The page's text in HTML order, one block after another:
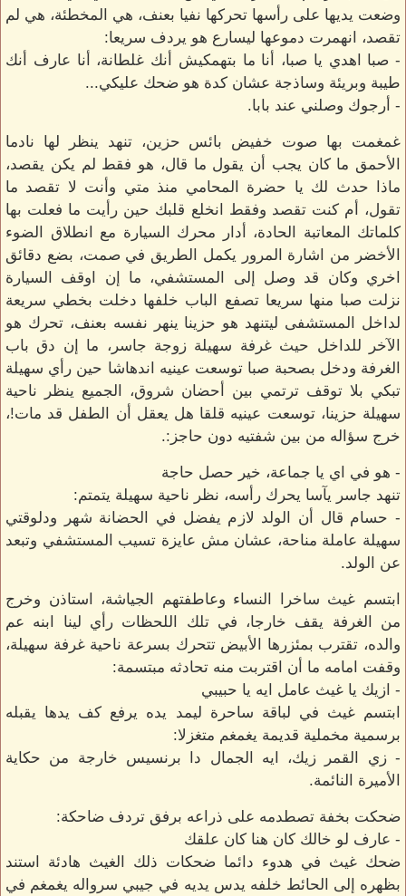
وضعت يديها على رأسها تحركها نفيا بعنف، هي المخطئة، هي لم
تقصد، انهمرت دموعها ليسارع هو يردف سريعا:
- صبا اهدي يا صبا، أنا ما بتهمكيش أنك غلطانة، أنا عارف أنك
طيبة وبريئة وساذجة عشان كدة هو ضحك عليكي...
- أرجوك وصلني عند بابا.
غمغمت بها صوت خفيض بائس حزين، تنهد ينظر لها نادما
الأحمق ما كان يجب أن يقول ما قال، هو فقط لم يكن يقصد،
ماذا حدث لك يا حضرة المحامي منذ متي وأنت لا تقصد ما
تقول، أم كنت تقصد وفقط انخلع قلبك حين رأيت ما فعلت بها
كلماتك المعاتبة الحادة، أدار محرك السيارة مع انطلاق الضوء
الأخضر من اشارة المرور يكمل الطريق في صمت، بضع دقائق
اخري وكان قد وصل إلى المستشفي، ما إن اوقف السيارة
نزلت صبا منها سريعا تصفع الباب خلفها دخلت بخطي سريعة
لداخل المستشفى ليتنهد هو حزينا ينهر نفسه بعنف، تحرك هو
الآخر للداخل حيث غرفة سهيلة زوجة جاسر، ما إن دق باب
الغرفة ودخل بصحبة صبا توسعت عينيه اندهاشا حين رأي سهيلة
تبكي بلا توقف ترتمي بين أحضان شروق، الجميع ينظر ناحية
سهيلة حزينا، توسعت عينيه قلقا هل يعقل أن الطفل قد مات!،
خرج سؤاله من بين شفتيه دون حاجز:.
- هو في اي يا جماعة، خير حصل حاجة
تنهد جاسر يآسا يحرك رأسه، نظر ناحية سهيلة يتمتم:
- حسام قال أن الولد لازم يفضل في الحضانة شهر ودلوقتي
سهيلة عاملة مناحة، عشان مش عايزة تسيب المستشفي وتبعد
عن الولد.
ابتسم غيث ساخرا النساء وعاطفتهم الجياشة، استاذن وخرج
من الغرفة يقف خارجا، في تلك اللحظات رأي لينا ابنه عم
والده، تقترب بمئزرها الأبيض تتحرك بسرعة ناحية غرفة سهيلة،
وقفت امامه ما أن اقتربت منه تحادثه مبتسمة:
- ازيك يا غيث عامل ايه يا حبيبي
ابتسم غيث في لباقة ساحرة ليمد يده يرفع كف يدها يقبله
برسمية مخملية قديمة يغمغم متغزلا:
- زي القمر زيك، ايه الجمال دا برنسيس خارجة من حكاية
الأميرة النائمة.
ضحكت بخفة تصطدمه على ذراعه برفق تردف ضاحكة:
- عارف لو خالك كان هنا كان علقك
ضحك غيث في هدوء دائما ضحكات ذلك الغيث هادئة استند
بظهره إلى الحائط خلفه يدس يديه في جيبي سرواله يغمغم في